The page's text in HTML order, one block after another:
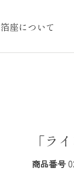
箔座について
「ラ
商品番号